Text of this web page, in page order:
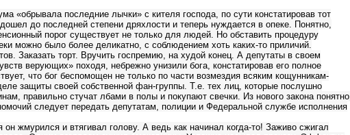
«обрывала последние лычки» с кителя господа, по сути констатировав тот
до последней степени дряхлости и теперь нуждается в опеке. Понятно,
порог существует не только для людей. Но обставить процедуру
можно было более деликатно, с соблюдением хоть каких-то приличий.
Заказать торт. Вручить госпремию, на худой конец. А депутаты в своем
верующих» походя, небрежно унизили бога, констатировав его полное
что бог беспомощен не только по части возмездия всяким кощунникам-
защиты своей собственной фан-группы. Т.е. тех лиц, которые послушно
правильно стучат лбами в полы и покупают свечки. Из нового закона понятно,
следует передать депутатам, полиции и Федеральной службе исполнения
он жмурился и втягивал голову. А ведь как начинал когда-то! Заживо сжигал